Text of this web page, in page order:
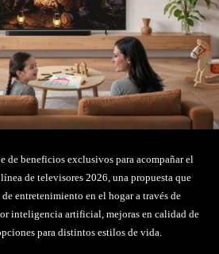
de beneficios exclusivos para acompañar el
de televisores 2026, una propuesta que
entretenimiento en el hogar a través de
inteligencia artificial, mejoras en calidad de
para distintos estilos de vida.